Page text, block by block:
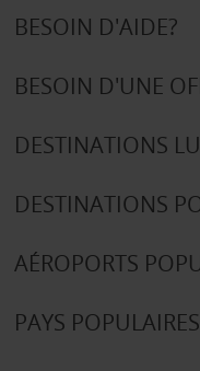
BESOIN D'AIDE?
BESOIN D'UNE
DESTINATIONS
DESTINATIONS
AÉROPORTS
PAYS POPULAIRES